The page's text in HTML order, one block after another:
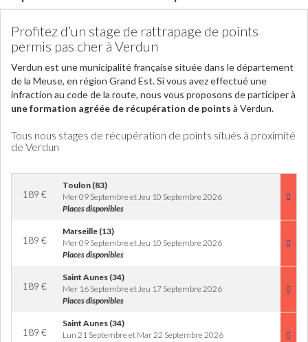
Profitez d’un stage de rattrapage de points
permis pas cher à Verdun
Verdun est une municipalité française située dans le département
de la Meuse, en région Grand Est. Si vous avez effectué une
infraction au code de la route, nous vous proposons de participer à
une formation agréée de récupération de points à Verdun.
Tous nous stages de récupération de points situés à proximité
de Verdun
189 €
Toulon (83)
Mer 09 Septembre et Jeu 10 Septembre 2026
Places disponibles
189 €
Marseille (13)
Mer 09 Septembre et Jeu 10 Septembre 2026
Places disponibles
189 €
Saint Aunes (34)
Mer 16 Septembre et Jeu 17 Septembre 2026
Places disponibles
189 €
Saint Aunes (34)
Lun 21 Septembre et Mar 22 Septembre 2026